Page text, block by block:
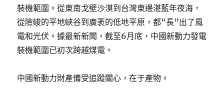
裝機範圍。從東南戈壁沙漠到台灣東邊湛藍年夜海，
從險峻的平地峽谷到廣袤的低地平原，都“長”出了風
電和光伏。據最新新聞，截至6月底，中國新動力發電
裝機範圍已初次跨越煤電。
中國新動力財產備受追蹤關心，在于產物。